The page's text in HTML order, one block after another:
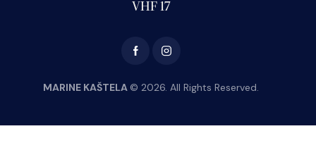
VHF 17
MARINE KAŠTELA © 2026. All Rights Reserved.